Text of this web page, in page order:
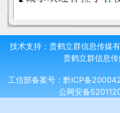
技术支持： 贵鹤立群信息传媒
贵鹤立群信息
工信部备案号： 黔ICP备
公网安备